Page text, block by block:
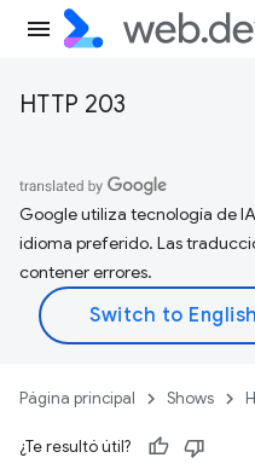
HTTP 203
Google utiliza tecnología de
idioma preferido. Las
contener errores.
Página principal Shows
¿Te resultó útil?